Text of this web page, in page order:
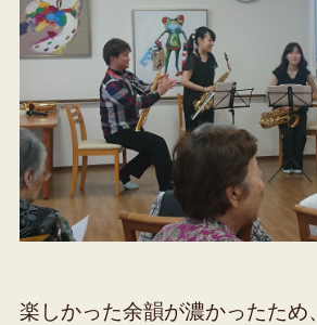
楽しかった余韻が濃かったため